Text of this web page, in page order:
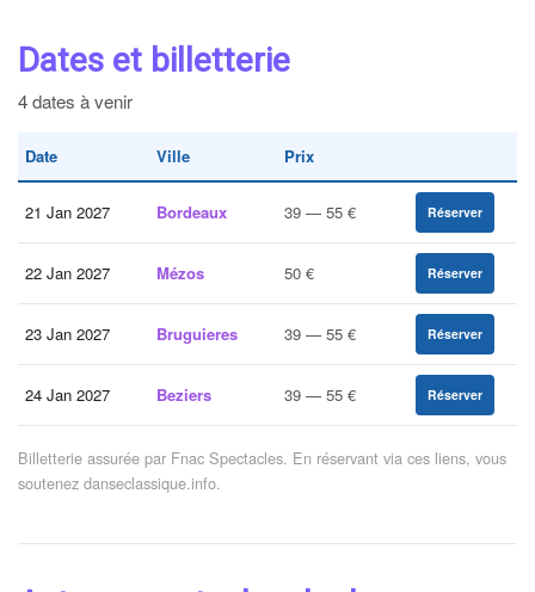
Dates et billetterie
4 dates à venir
Date Ville Prix
21 Jan 2027 Bordeaux 39 — 55 € Réserver
22 Jan 2027 Mézos 50 € Réserver
23 Jan 2027 Bruguieres 39 — 55 € Réserver
24 Jan 2027 Beziers 39 — 55 € Réserver
Billetterie assurée par Fnac Spectacles. En réservant via ces liens, vous
soutenez danseclassique.info.